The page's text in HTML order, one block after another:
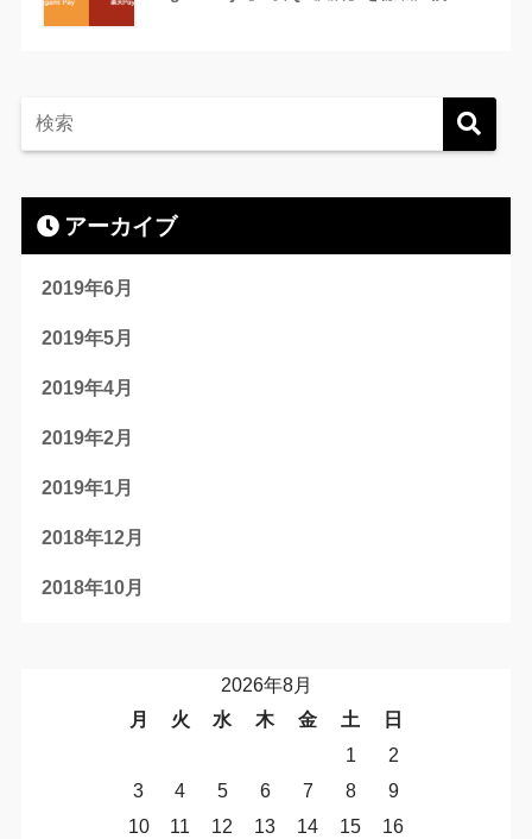
アーカイブ
2019年6月
2019年5月
2019年4月
2019年2月
2019年1月
2018年12月
2018年10月
2026年8月
月
火 水 木 金 土 日
1
2
3
4 5 6 7 8
9
10
11 12 13 14 15
16